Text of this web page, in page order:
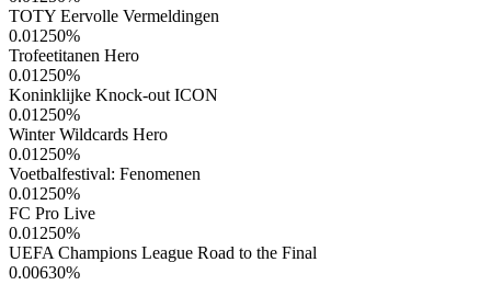
TOTY Eervolle Vermeldingen
0.01250%
Trofeetitanen Hero
0.01250%
Koninklijke Knock-out ICON
0.01250%
Winter Wildcards Hero
0.01250%
Voetbalfestival: Fenomenen
0.01250%
FC Pro Live
0.01250%
UEFA Champions League Road to the Final
0.00630%